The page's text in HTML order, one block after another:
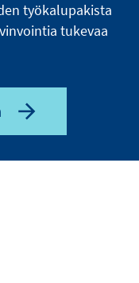
työkalupakista
tukevaa